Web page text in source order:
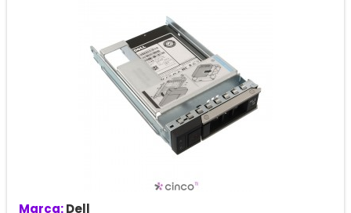
Marca:Dell